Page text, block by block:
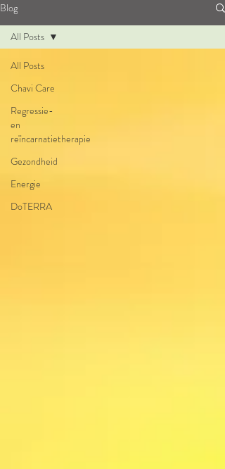
Blog
All Posts
Chavi Care
Regressie-
en
reïncarnatietherapie
Gezondheid
Energie
DoTERRA
All Posts